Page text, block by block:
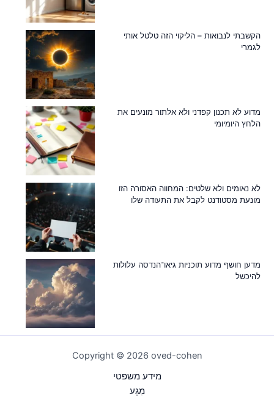
הקשבתי לנבואות – הליקוי הזה טלטל אותי
לגמרי
מדוע לא תכנון קפדני ולא אלתור מונעים את
הלחץ היומיומי
לא נאומים ולא שלטים: המחווה האסורה הזו
מונעת מסטודנט לקבל את התעודה שלו
מדען חושף מדוע תוכניות גיאו־הנדסה עלולות
להיכשל
Copyright © 2026 oved-cohen
מידע משפטי
מַגָע